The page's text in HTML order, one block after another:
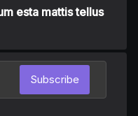
esta mattis tellus
Subscribe